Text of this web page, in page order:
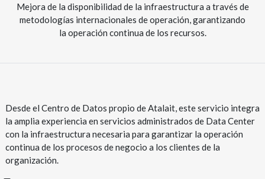
Mejora de la disponibilidad de la infraestructura a través de
metodologías internacionales de operación, garantizando
la operación continua de los recursos.
Desde el Centro de Datos propio de Atalait, este servicio integra
la amplia experiencia en servicios administrados de Data Center
con la infraestructura necesaria para garantizar la operación
continua de los procesos de negocio a los clientes de la
organización.